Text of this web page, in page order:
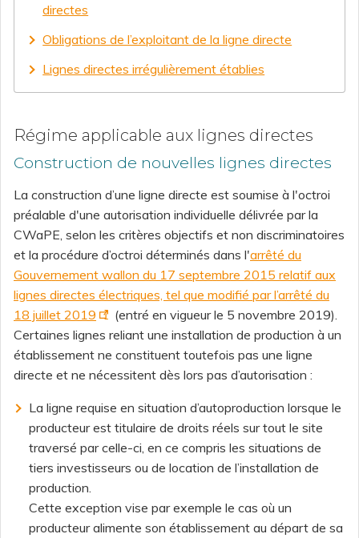
directes
Obligations de l’exploitant de la ligne directe
Lignes directes irrégulièrement établies
Régime applicable aux lignes directes
Construction de nouvelles lignes directes
La construction d’une ligne directe est soumise à l'octroi
préalable d'une autorisation individuelle délivrée par la
CWaPE, selon les critères objectifs et non discriminatoires
et la procédure d’octroi déterminés dans l'arrêté du
Gouvernement wallon du 17 septembre 2015 relatif aux
lignes directes électriques, tel que modifié par l’arrêté du
18 juillet 2019
(entré en vigueur le 5 novembre 2019).
Certaines lignes reliant une installation de production à un
établissement ne constituent toutefois pas une ligne
directe et ne nécessitent dès lors pas d’autorisation :
La ligne requise en situation d’autoproduction lorsque le
producteur est titulaire de droits réels sur tout le site
traversé par celle-ci, en ce compris les situations de
tiers investisseurs ou de location de l’installation de
production.
Cette exception vise par exemple le cas où un
producteur alimente son établissement au départ de sa